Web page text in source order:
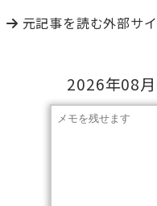
元記事を読む外部サ
2026年08